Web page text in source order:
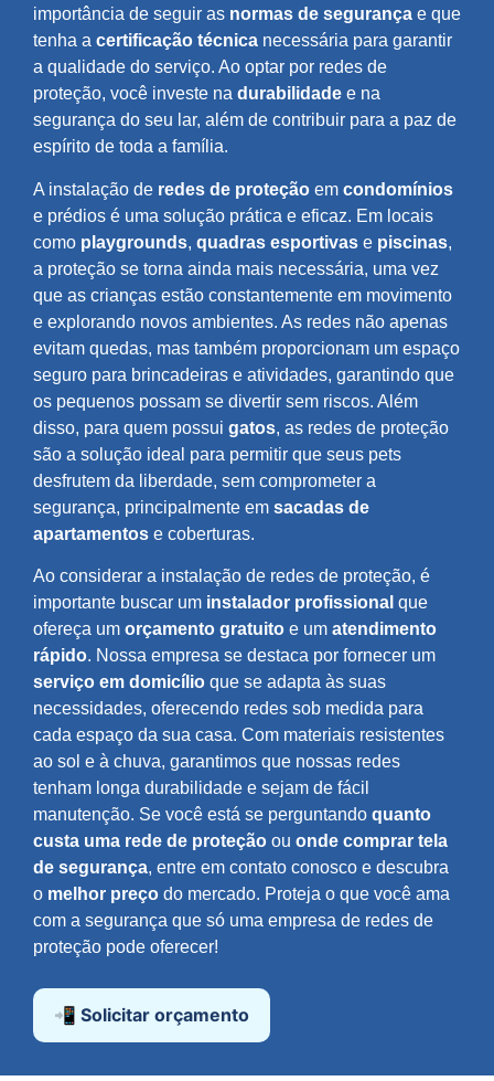
importância de seguir as normas de segurança e que
tenha a certificação técnica necessária para garantir
a qualidade do serviço. Ao optar por redes de
proteção, você investe na durabilidade e na
segurança do seu lar, além de contribuir para a paz de
espírito de toda a família.
A instalação de redes de proteção em condomínios
e prédios é uma solução prática e eficaz. Em locais
como playgrounds, quadras esportivas e piscinas,
a proteção se torna ainda mais necessária, uma vez
que as crianças estão constantemente em movimento
e explorando novos ambientes. As redes não apenas
evitam quedas, mas também proporcionam um espaço
seguro para brincadeiras e atividades, garantindo que
os pequenos possam se divertir sem riscos. Além
disso, para quem possui gatos, as redes de proteção
são a solução ideal para permitir que seus pets
desfrutem da liberdade, sem comprometer a
segurança, principalmente em sacadas de
apartamentos e coberturas.
Ao considerar a instalação de redes de proteção, é
importante buscar um instalador profissional que
ofereça um orçamento gratuito e um atendimento
rápido. Nossa empresa se destaca por fornecer um
serviço em domicílio que se adapta às suas
necessidades, oferecendo redes sob medida para
cada espaço da sua casa. Com materiais resistentes
ao sol e à chuva, garantimos que nossas redes
tenham longa durabilidade e sejam de fácil
manutenção. Se você está se perguntando quanto
custa uma rede de proteção ou onde comprar tela
de segurança, entre em contato conosco e descubra
o melhor preço do mercado. Proteja o que você ama
com a segurança que só uma empresa de redes de
proteção pode oferecer!
📲 Solicitar orçamento